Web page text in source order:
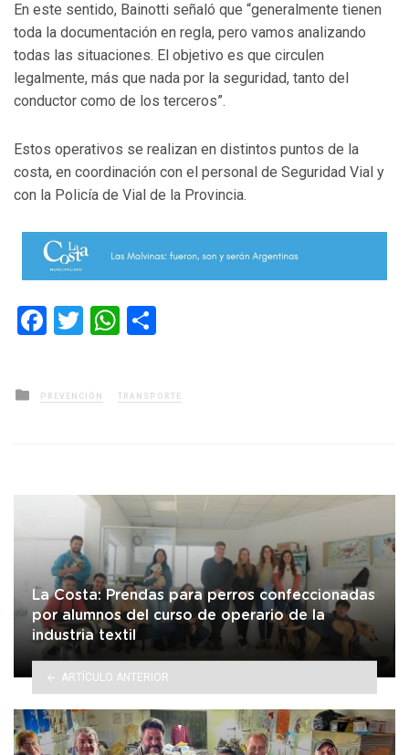
En este sentido, Bainotti señaló que “generalmente tienen
toda la documentación en regla, pero vamos analizando
todas las situaciones. El objetivo es que circulen
legalmente, más que nada por la seguridad, tanto del
conductor como de los terceros”.
Estos operativos se realizan en distintos puntos de la
costa, en coordinación con el personal de Seguridad Vial y
con la Policía de Vial de la Provincia.
Facebook
TwitterWhatsApp
Posted
in
PREVENCIÓN TRANSPORTE
La Costa: Prendas para perros confeccionadas
por alumnos del curso de operario de la
industria textil
ARTÍCULO ANTERIOR